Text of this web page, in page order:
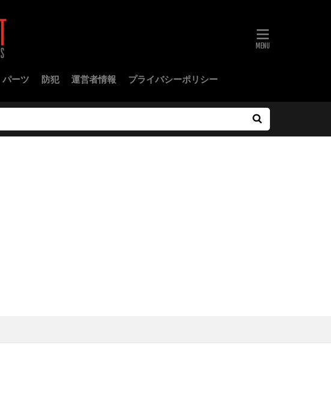
パーツ 防犯 運営者情報 プライバシーポリシー